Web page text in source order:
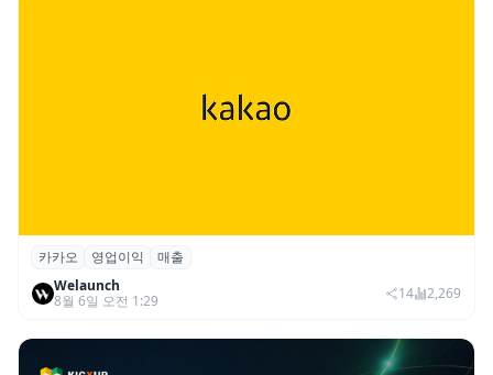
카카오, 2026년 2분기 매출 2조985억·영업
이익 2770억…역대 분기 최대
카카오 영업이익
매출
Welaunch
8월 6일 오전 1:29
14 2,269